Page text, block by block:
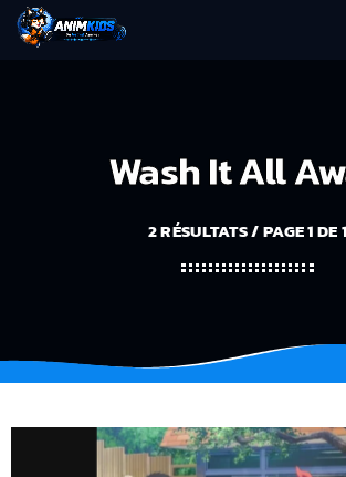
Wash It All
2 RÉSULTATS / PAGE 1 DE 1